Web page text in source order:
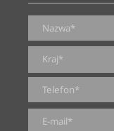
0 z 2000 maksymalnej